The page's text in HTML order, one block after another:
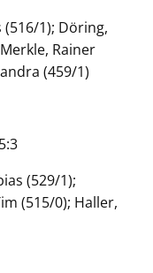
(516/1); Döring,
Rainer
(459/1)
(529/1);
(515/0); Haller,